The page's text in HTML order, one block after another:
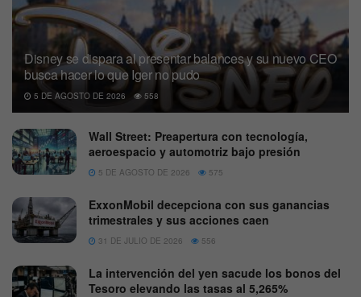
Disney se dispara al presentar balances y su nuevo CEO
busca hacer lo que Iger no pudo
5 DE AGOSTO DE 2026 558
Wall Street: Preapertura con tecnología,
aeroespacio y automotriz bajo presión
5 DE AGOSTO DE 2026 575
ExxonMobil decepciona con sus ganancias
trimestrales y sus acciones caen
31 DE JULIO DE 2026 556
La intervención del yen sacude los bonos del
Tesoro elevando las tasas al 5,265%